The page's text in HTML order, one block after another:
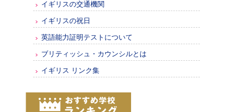
イギリスの交通機関
イギリスの祝日
英語能力証明テストについて
ブリティッシュ・カウンシルとは
イギリス リンク集